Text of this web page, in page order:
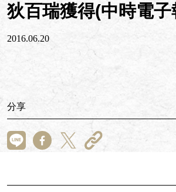
狄百瑞獲得(中時電子
2016.06.20
分享